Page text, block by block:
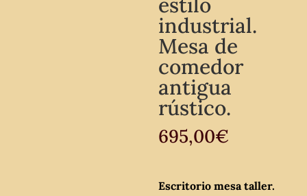
industrial.
Mesa de
comedor
antigua
rústico.
695,00€
Escritorio mesa taller.